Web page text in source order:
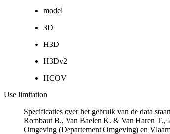
model
3D
H3D
H3Dv2
HCOV
Use limitation
Specificaties over het gebruik van de data
Rombaut B., Van Baelen K. & Van Haren T.,
Omgeving (Departement Omgeving) en